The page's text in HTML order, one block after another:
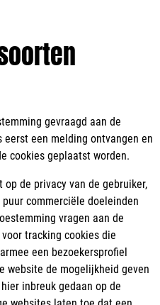
gevraagd aan de
eerst een melding ontvangen en
cookies geplaatst worden.
de privacy van de gebruiker,
commerciële doeleinden
vragen aan de
tracking cookies die
een bezoekersprofiel
website de mogelijkheid geven
inbreuk gedaan op de